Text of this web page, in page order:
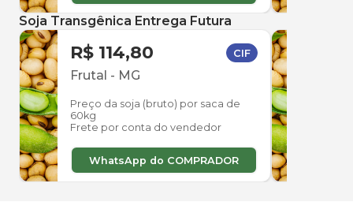
Soja Transgênica Entrega Futura
R$ 114,80 CIF
Frutal - MG
Preço da soja (bruto) por saca de
60kg
Frete por conta do vendedor
WhatsApp do COMPRADOR